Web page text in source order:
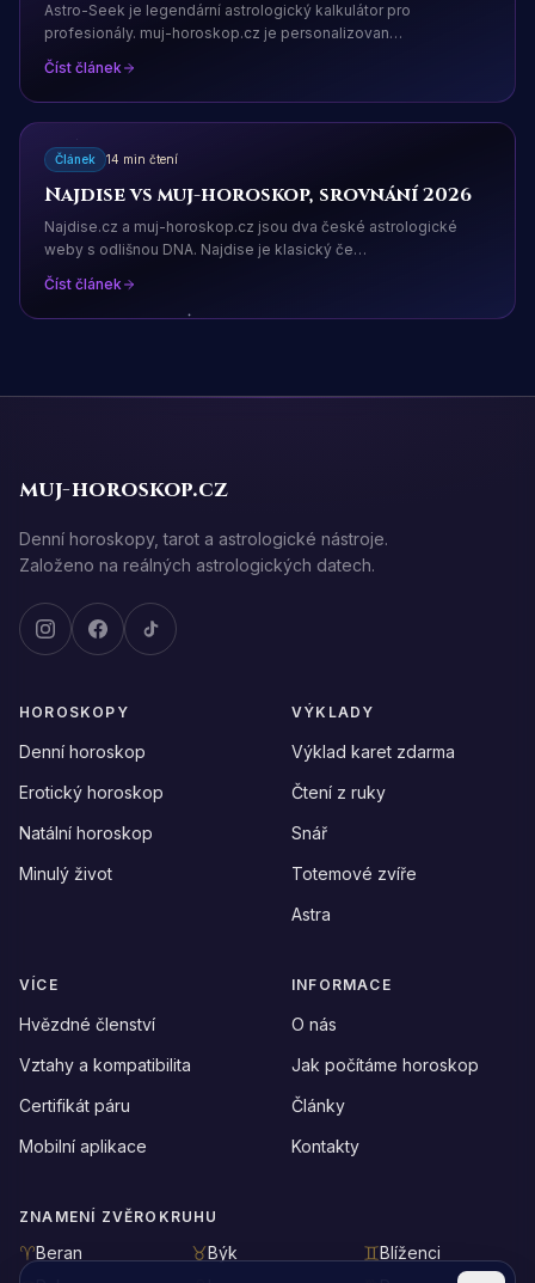
Astro-Seek je legendární astrologický kalkulátor pro
profesionály. muj-horoskop.cz je personalizovan…
Číst článek
Článek 14 min čtení
Najdise vs muj-horoskop, srovnání 2026
Najdise.cz a muj-horoskop.cz jsou dva české astrologické
weby s odlišnou DNA. Najdise je klasický če…
Číst článek
muj-horoskop.cz
Denní horoskopy, tarot a astrologické nástroje.
Založeno na reálných astrologických datech.
HOROSKOPY
Denní horoskop
Erotický horoskop
Natální horoskop
Minulý život
VÝKLADY
Výklad karet zdarma
Čtení z ruky
Snář
Totemové zvíře
Astra
VÍCE
Hvězdné členství
Vztahy a kompatibilita
Certifikát páru
Mobilní aplikace
INFORMACE
O nás
Jak počítáme horoskop
Články
Kontakty
ZNAMENÍ ZVĚROKRUHU
Beran Býk
Blíženci